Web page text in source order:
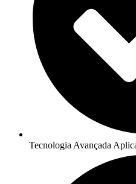
Tecnologia Avançada